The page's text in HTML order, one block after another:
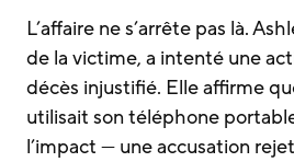
L’affaire ne s’arrête pas là.
de la victime, a intenté une
décès injustifié. Elle affirme
utilisait son téléphone
l’impact — une accusation